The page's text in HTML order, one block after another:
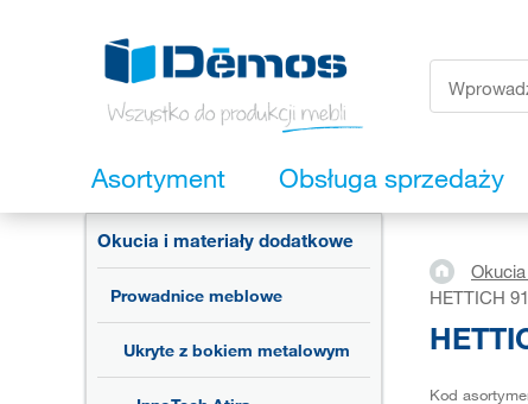
Asortyment Obsługa sprzedaży
Okucia i materiały dodatkowe
Prowadnice meblowe
Ukryte z bokiem metalowym
HETTICH
Kod